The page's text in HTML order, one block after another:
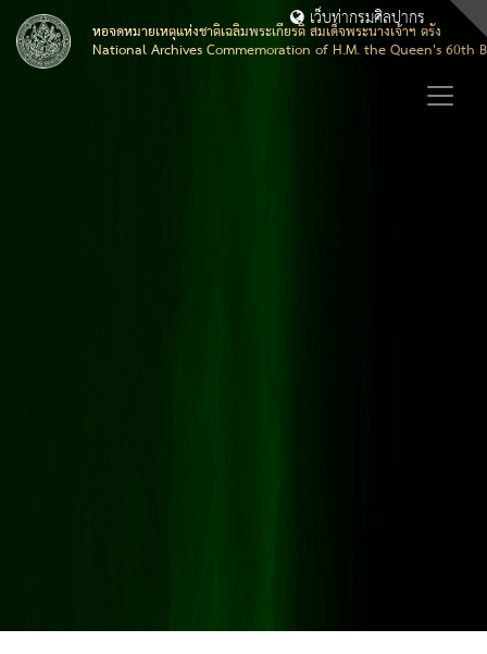
หอจดหมายเหตุแห่งชาติเฉลิมพระเกียรติ สมเด็จพระนางเจ้าฯ ตรัง
National Archives Commemoration of H.M. the Queen's 60th
เว็บท่ากรมศิลปากร